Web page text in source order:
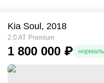
Kia Soul, 2018
2.0 AT Premium
1 800 000 ₽